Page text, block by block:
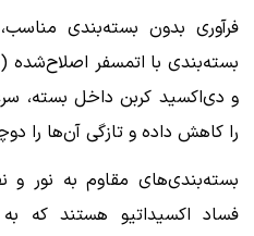
فرآوری بدون بسته‌بندی
و دی‌اکسید کربن داخل بسته،
را کاهش داده و تازگی آن‌ها را
بسته‌بندی‌های مقاوم به نور و
فساد اکسیداتیو هستند که